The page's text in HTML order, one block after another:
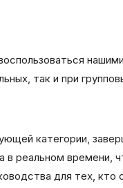
так и при
категории,
в реальном времени,
для тех, кто